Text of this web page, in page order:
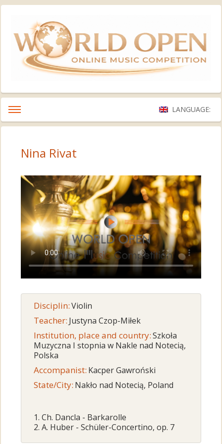
LANGUAGE:
Nina Rivat
Disciplin:Violin
Teacher: Justyna Czop-Miłek
Institution, place and country:Szkoła
Muzyczna I stopnia w Nakle nad Notecią,
Polska
Accompanist: Kacper Gawroński
State/City: Nakło nad Notecią, Poland
1. Ch. Dancla - Barkarolle
2. A. Huber - Schüler-Concertino, op. 7